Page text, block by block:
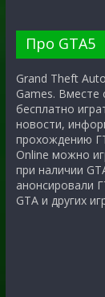
Про GTA5
Grand Theft
Games. Вместе
бесплатно
новости,
прохождению
Online можно
при наличии
анонсировали
GTA и других